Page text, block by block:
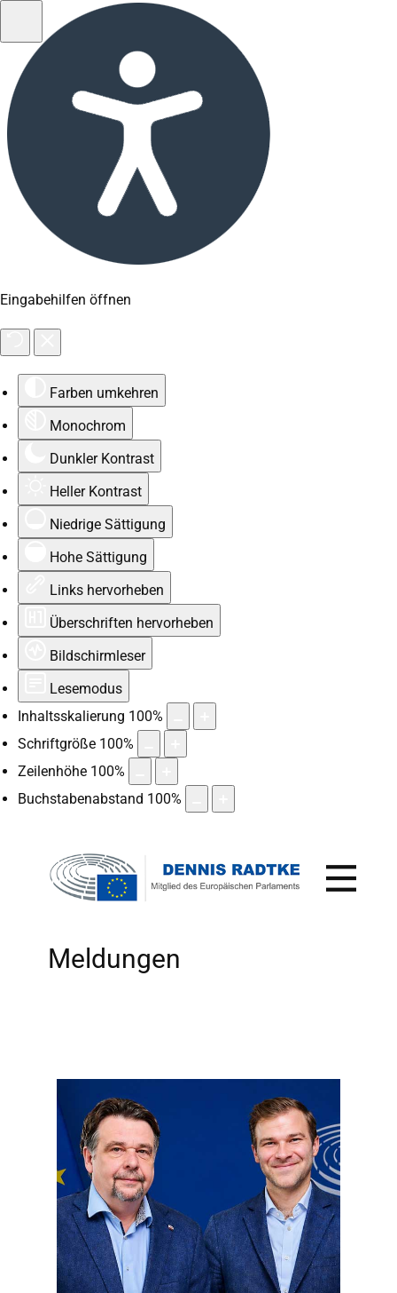
Eingabehilfen öffnen
Farben umkehren
Monochrom
Dunkler Kontrast
Heller Kontrast
Niedrige Sättigung
Hohe Sättigung
Links hervorheben
Überschriften hervorheben
Bildschirmleser
Lesemodus
Inhaltsskalierung 100%
Schriftgröße 100%
Zeilenhöhe 100%
Buchstabenabstand 100%
Meldungen